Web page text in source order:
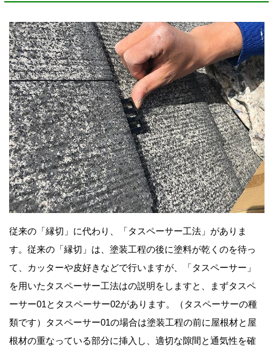
従来の「縁切」に代わり、「タスペーサー工法」がありま
す。従来の「縁切」は、塗装工程の後に塗料が乾くのを待っ
て、カッターや皮好きなどで行いますが、「タスペーサー」
を用いたタスペーサー工法はの説明をしますと、まずタスペ
ーサー01とタスペーサー02があります。（タスペーサーの種
類です）タスペーサー01の場合は塗装工程の前に屋根材と屋
根材の重なっている部分に挿入し、適切な隙間と通気性を確